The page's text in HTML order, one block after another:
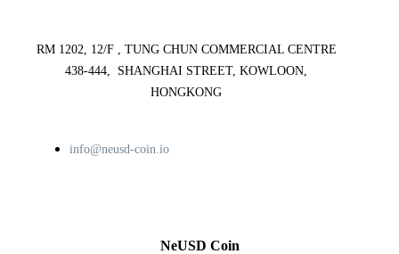
RM 1202, 12/F , TUNG CHUN COMMERCIAL CENTRE
438-444, SHANGHAI STREET, KOWLOON,
HONGKONG
info@neusd-coin.io
NeUSD Coin